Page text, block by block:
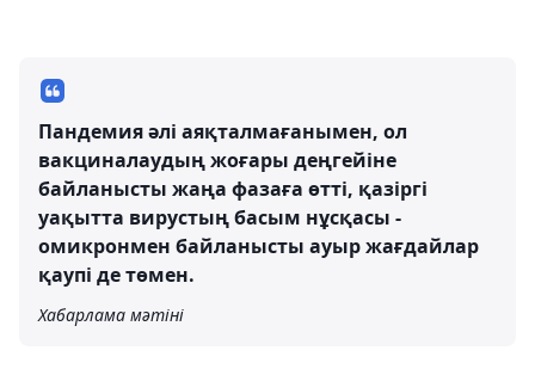
Пандемия әлі аяқталмағанымен, ол
вакциналаудың жоғары деңгейіне
байланысты жаңа фазаға өтті, қазіргі
уақытта вирустың басым нұсқасы -
омикронмен байланысты ауыр жағдайлар
қаупі де төмен.
Хабарлама мәтіні